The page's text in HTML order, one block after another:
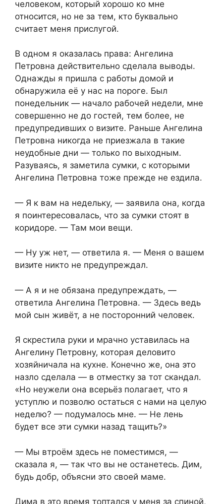
человеком, который хорошо ко мне
относится, но не за тем, кто буквально
считает меня прислугой.
В одном я оказалась права: Ангелина
Петровна действительно сделала выводы.
Однажды я пришла с работы домой и
обнаружила её у нас на пороге. Был
понедельник — начало рабочей недели, мне
совершенно не до гостей, тем более, не
предупредивших о визите. Раньше Ангелина
Петровна никогда не приезжала в такие
неудобные дни — только по выходным.
Разуваясь, я заметила сумки, с которыми
Ангелина Петровна тоже прежде не ездила.
— Я к вам на недельку, — заявила она, когда
я поинтересовалась, что за сумки стоят в
коридоре. — Там мои вещи.
— Ну уж нет, — ответила я. — Меня о вашем
визите никто не предупреждал.
— А я и не обязана предупреждать, —
ответила Ангелина Петровна. — Здесь ведь
мой сын живёт, а не посторонний человек.
Я скрестила руки и мрачно уставилась на
Ангелину Петровну, которая деловито
хозяйничала на кухне. Конечно же, она это
назло сделала — в отместку за тот скандал.
«Но неужели она всерьёз полагает, что я
уступлю и позволю остаться с нами на целую
неделю? — подумалось мне. — Не лень
будет все эти сумки назад тащить?»
— Мы втроём здесь не поместимся, —
сказала я, — так что вы не останетесь. Дим,
будь добр, объясни это своей маме.
Дима в это время топтался у меня за спиной,